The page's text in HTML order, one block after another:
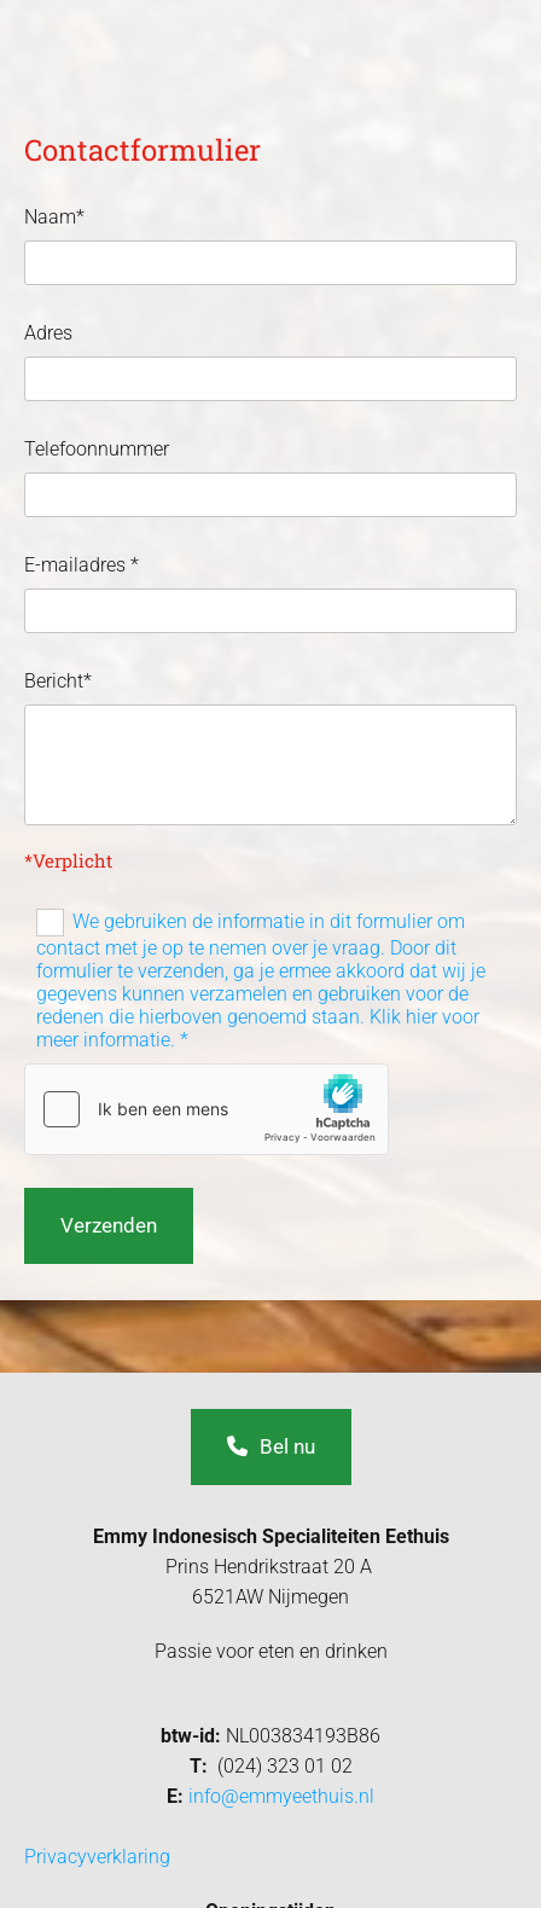
Contactformulier
Naam*
Adres
Telefoonnummer
E-mailadres *
Bericht*
*Verplicht
We gebruiken de informatie in dit formulier om
contact met je op te nemen over je vraag. Door dit
formulier te verzenden, ga je ermee akkoord dat wij je
gegevens kunnen verzamelen en gebruiken voor de
redenen die hierboven genoemd staan. Klik hier voor
meer informatie. *
Bel nu
Emmy Indonesisch Specialiteiten Eethuis
Prins Hendrikstraat 20 A
6521AW Nijmegen
Passie voor eten en drinken
btw-id: NL003834193B86
T: (024) 323 01 02
E: info@emmyeethuis.nl
Privacyverklaring